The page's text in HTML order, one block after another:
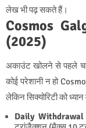
लेख भी पढ़ सकते हैं।
Cosmos
(2025)
अकाउंट खोलने से पहले
कोई परेशानी न हो
लेकिन सिक्योरिटी को
Daily